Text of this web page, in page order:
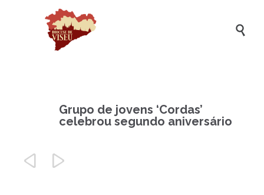

Grupo de jovens ‘Cordas’
celebrou segundo aniversário
 